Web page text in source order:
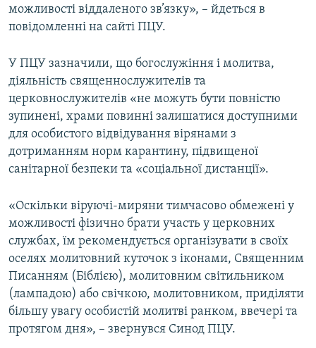
можливості віддаленого зв’язку», – йдеться в
повідомленні на сайті ПЦУ.
У ПЦУ зазначили, що богослужіння і молитва,
діяльність священнослужителів та
церковнослужителів «не можуть бути повністю
зупинені, храми повинні залишатися доступними
для особистого відвідування вірянами з
дотриманням норм карантину, підвищеної
санітарної безпеки та «соціальної дистанції».
«Оскільки віруючі-миряни тимчасово обмежені у
можливості фізично брати участь у церковних
службах, їм рекомендується організувати в своїх
оселях молитовний куточок з іконами, Священним
Писанням (Біблією), молитовним світильником
(лампадою) або свічкою, молитовником, приділяти
більшу увагу особистій молитві ранком, ввечері та
протягом дня», – звернувся Синод ПЦУ.